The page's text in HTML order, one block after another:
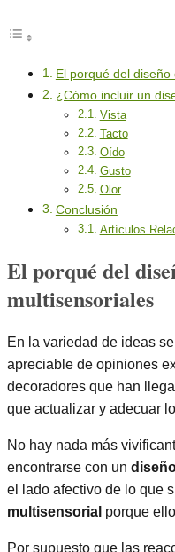
El porqué del
¿Cómo incluir un
Vista
Tacto
Oído
Gusto
Olor
Conclusión
Artículos
El porqué del
multisensoriales
En la variedad de ideas
apreciable de opiniones
decoradores que han
que actualizar y adecuar
No hay nada más
encontrarse con un
el lado afectivo de lo que
multisensorial porque
Por supuesto que las